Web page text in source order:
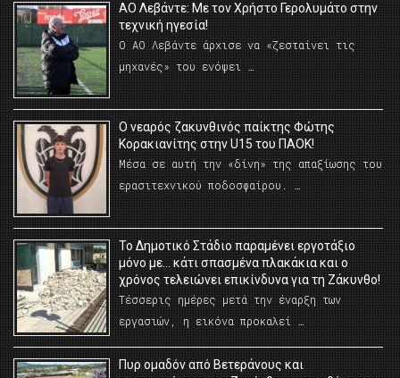
ΑΟ Λεβάντε: Με τον Χρήστο Γερολυμάτο στην
τεχνική ηγεσία!
Ο ΑΟ Λεβάντε άρχισε να «ζεσταίνει τις
μηχανές» του ενόψει …
O νεαρός ζακυνθινός παίκτης Φώτης
Κορακιανίτης στην U15 του ΠΑΟΚ!
Μέσα σε αυτή την «δίνη» της απαξίωσης του
ερασιτεχνικού ποδοσφαίρου. …
Το Δημοτικό Στάδιο παραμένει εργοτάξιο
μόνο με… κάτι σπασμένα πλακάκια και ο
χρόνος τελειώνει επικίνδυνα για τη Ζάκυνθο!
Τέσσερις ημέρες μετά την έναρξη των
εργασιών, η εικόνα προκαλεί …
Πυρ ομαδόν από Βετεράνους και